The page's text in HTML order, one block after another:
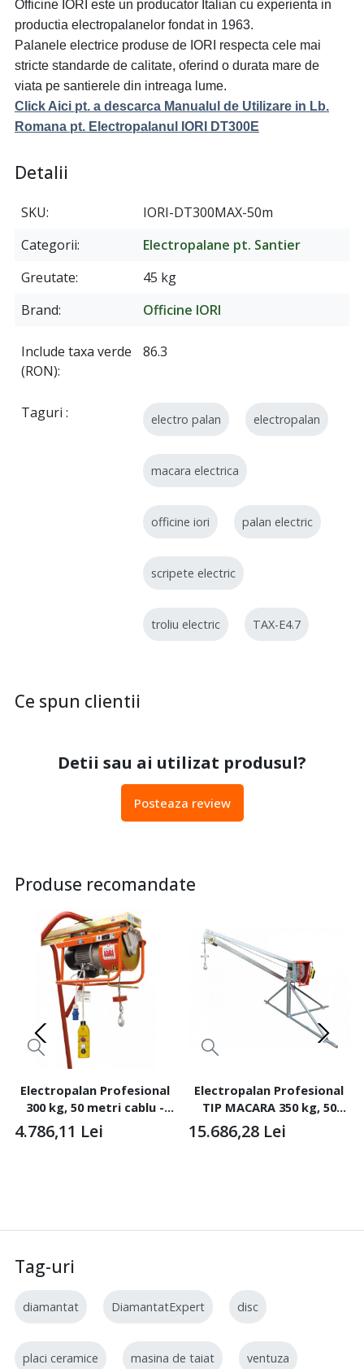
Officine IORI este un producator Italian cu experienta in
productia electropalanelor fondat in 1963.
Palanele electrice produse de IORI respecta cele mai
stricte standarde de calitate, oferind o durata mare de
viata pe santierele din intreaga lume.
Click Aici pt. a descarca Manualul de Utilizare in Lb.
Romana pt. Electropalanul IORI DT300E
Detalii
SKU
IORI-DT300MAX-50m
Categorii
Electropalane pt. Santier
Greutate
45 kg
Brand
Officine IORI
Include taxa verde
(RON)
86.3
Taguri electro palan electropalan
macara electrica
officine iori palan electric
scripete electric
troliu electric TAX-E4.7
Ce spun clientii
Detii sau ai utilizat produsul?
Posteaza review
Produse recomandate
Electropalan Profesional
300 kg, 50 metri cablu -
IORI-DT300E-50m Motor
Trifazic
4.786,11 Lei
Electropalan Profesional
TIP MACARA 350 kg, 50
metri cablu - IORI-GT350-
50m Motor Trifazic
15.686,28 Lei
Tag-uri
diamantat DiamantatExpert disc
placi ceramice masina de taiat ventuza